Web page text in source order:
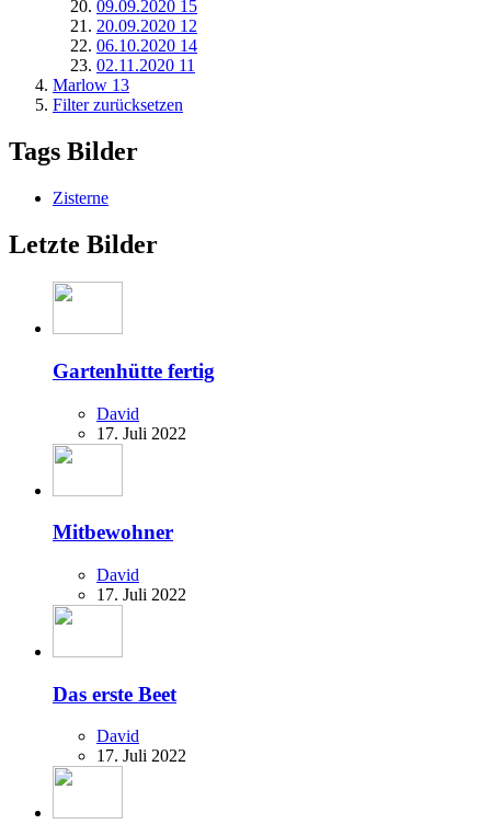
09.09.2020 15
20.09.2020 12
06.10.2020 14
02.11.2020 11
Marlow 13
Filter zurücksetzen
Tags Bilder
Zisterne
Letzte Bilder
Gartenhütte fertig
David
17. Juli 2022
Mitbewohner
David
17. Juli 2022
Das erste Beet
David
17. Juli 2022